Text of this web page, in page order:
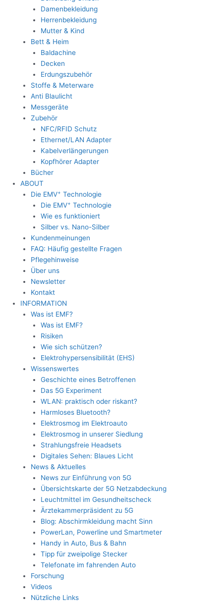
Damenbekleidung
Herrenbekleidung
Mutter & Kind
Bett & Heim
Baldachine
Decken
Erdungszubehör
Stoffe & Meterware
Anti Blaulicht
Messgeräte
Zubehör
NFC/RFID Schutz
Ethernet/LAN Adapter
Kabelverlängerungen
Kopfhörer Adapter
Bücher
ABOUT
Die EMV+ Technologie
Die EMV+ Technologie
Wie es funktioniert
Silber vs. Nano-Silber
Kundenmeinungen
FAQ: Häufig gestellte Fragen
Pflegehinweise
Über uns
Newsletter
Kontakt
INFORMATION
Was ist EMF?
Was ist EMF?
Risiken
Wie sich schützen?
Elektrohypersensibilität (EHS)
Wissenswertes
Geschichte eines Betroffenen
Das 5G Experiment
WLAN: praktisch oder riskant?
Harmloses Bluetooth?
Elektrosmog im Elektroauto
Elektrosmog in unserer Siedlung
Strahlungsfreie Headsets
Digitales Sehen: Blaues Licht
News & Aktuelles
News zur Einführung von 5G
Übersichtskarte der 5G Netzabdeckung
Leuchtmittel im Gesundheitscheck
Ärztekammerpräsident zu 5G
Blog: Abschirmkleidung macht Sinn
PowerLan, Powerline und Smartmeter
Handy in Auto, Bus & Bahn
Tipp für zweipolige Stecker
Telefonate im fahrenden Auto
Forschung
Videos
Nützliche Links